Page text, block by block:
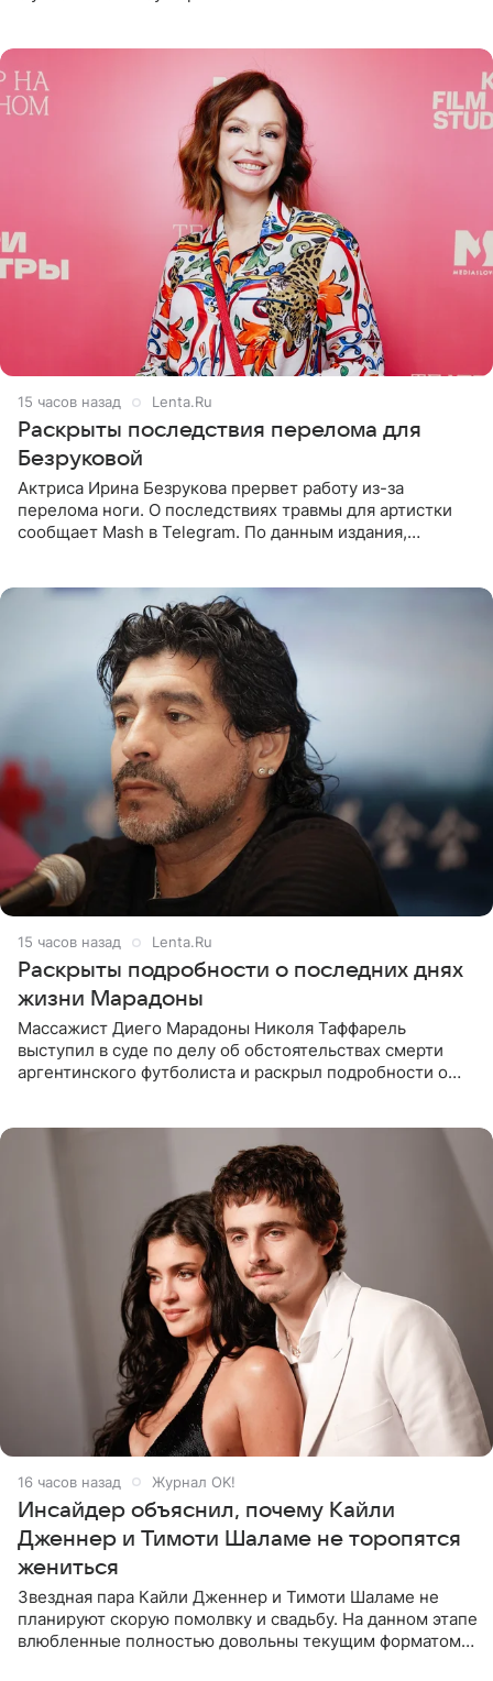
15 часов назад Lenta.Ru
Раскрыты последствия перелома для
Безруковой
Актриса Ирина Безрукова прервет работу из-за
перелома ноги. О последствиях травмы для артистки
сообщает Mash в Telegram. По данным издания,
15 часов назад Lenta.Ru
Раскрыты подробности о последних днях
жизни Марадоны
Массажист Диего Марадоны Николя Таффарель
выступил в суде по делу об обстоятельствах смерти
аргентинского футболиста и раскрыл подробности о
16 часов назад Журнал OK!
Инсайдер объяснил, почему Кайли
Дженнер и Тимоти Шаламе не торопятся
жениться
Звездная пара Кайли Дженнер и Тимоти Шаламе не
планируют скорую помолвку и свадьбу. На данном этапе
влюбленные полностью довольны текущим форматом